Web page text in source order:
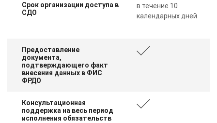
Срок организации доступа в
СДО
в течение 10
календарных дней
Предоставление
документа,
подтверждающего факт
внесения данных в ФИС
ФРДО
Консультационная
поддержка на весь период
исполнения обязательств